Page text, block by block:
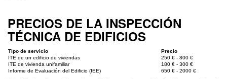
PRECIOS DE LA INSPECCIÓN
TÉCNICA DE EDIFICIOS
Tipo de servicio
Precio
ITE de un edificio de viviendas
250 € - 800 €
ITE de vivienda unifamiliar
180 € - 300 €
Informe de Evaluación del Edificio (IEE)
650 € - 2000 €